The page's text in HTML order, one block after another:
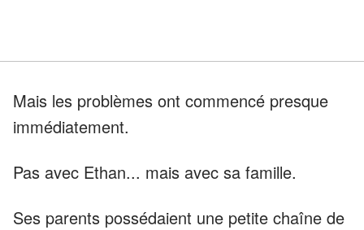
Mais les problèmes ont commencé presque
immédiatement.
Pas avec Ethan... mais avec sa famille.
Ses parents possédaient une petite chaîne de